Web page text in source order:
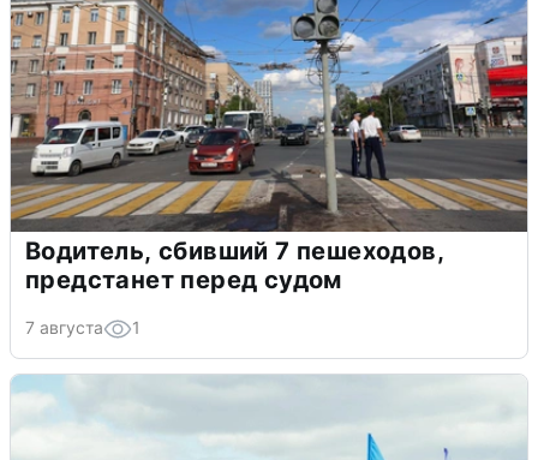
Водитель, сбивший 7 пешеходов,
предстанет перед судом
7 августа 1